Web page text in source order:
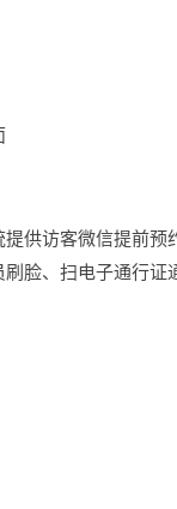
供访客微信提前
脸、扫电子通行证